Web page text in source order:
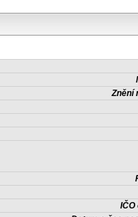
Znění
IČO